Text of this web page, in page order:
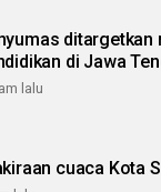
ditargetkan
di Jawa
lalu
cuaca Kota